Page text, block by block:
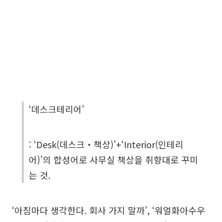
‘데스크테리어’
: ‘Desk(데스크‧책상)’+‘Interior(인테리
어)’의 합성어로 사무실 책상을 취향대로 꾸미
는 것.
‘아침마다 생각한다. 회사 가지 말까’, ‘워얼화아수우